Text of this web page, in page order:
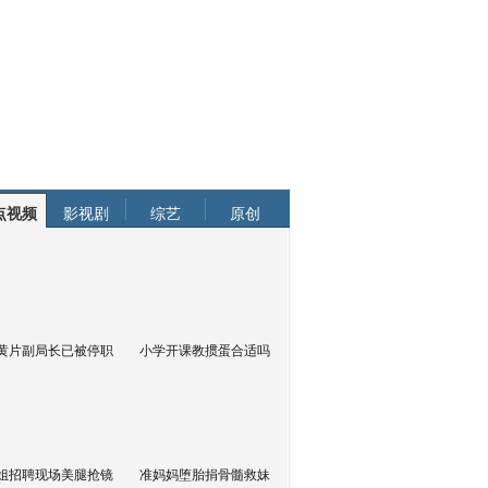
视频 影视剧 综艺 原创
片副局长已被停职 小学开课教掼蛋合适吗
招聘现场美腿抢镜 准妈妈堕胎捐骨髓救妹